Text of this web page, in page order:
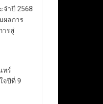
จำปี 2568
ผลการ
ารสู่
ทร์
จปีที่ 9